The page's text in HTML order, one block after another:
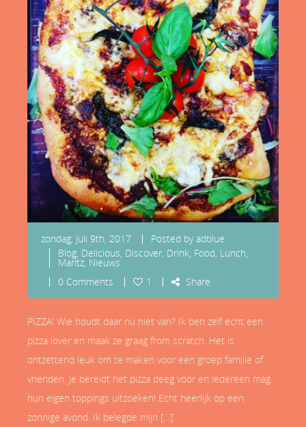
zondag, juli 9th, 2017 Posted byadblue
Blog, Delicious, Discover, Drink, Food, Lunch,
Maritz, Nieuws
0 Comments
1 Share
PIZZA! Wie houdt daar nu niet van? Ik ben zelf echt een
pizza lover en maak ze graag from scratch. Het is
ontzettend leuk om te maken voor een groep familie of
vrienden. Je bereidt het pizza deeg voor en iedereen mag
hun eigen toppings uitzoeken! Echt heerlijk op een
zonnige avond. Ik belegde mijn […]